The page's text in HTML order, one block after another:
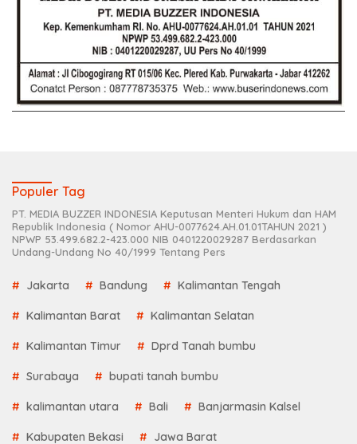
Populer Tag
PT. MEDIA BUZZER INDONESIA Keputusan Menteri Hukum dan HAM
Republik Indonesia ( Nomor AHU-0077624.AH.01.01TAHUN 2021 )
NPWP 53.499.682.2-423.000 NIB 0401220029287 Berdasarkan
Undang-Undang No 40/1999 Tentang Pers
Jakarta Bandung Kalimantan Tengah
Kalimantan Barat Kalimantan Selatan
Kalimantan Timur Dprd Tanah bumbu
Surabaya bupati tanah bumbu
kalimantan utara Bali Banjarmasin Kalsel
Kabupaten Bekasi Jawa Barat